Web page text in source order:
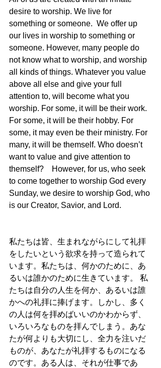
desire to worship. We live for
something or someone.  We offer up
our lives in worship to something or
someone. However, many people do
not know what to worship, and worship
all kinds of things. Whatever you value
above all else and give your full
attention to, will become what you
worship. For some, it will be their work.
For some, it will be their hobby. For
some, it may even be their ministry. For
many, it will be themself. Who doesn’t
want to value and give attention to
themself?　However, for us, who seek
to come together to worship God every
Sunday, we desire to worship God, who
is our Creator, Savior, and Lord.
私たちは皆、生まれながらにして礼拝
をしたいという欲求を持って造られて
います。私たちは、何かのために、あ
るいは誰かのために生きています。 私
たちは自分の人生を何か、あるいは誰
かへの礼拝に捧げます。しかし、多く
の人は何を拝めばいいのかわからず、
いろいろなものを拝んでしまう。あな
たが何よりも大切にし、全力を注いだ
ものが、あなたが礼拝するものになる
のです。ある人は、それが仕事であ